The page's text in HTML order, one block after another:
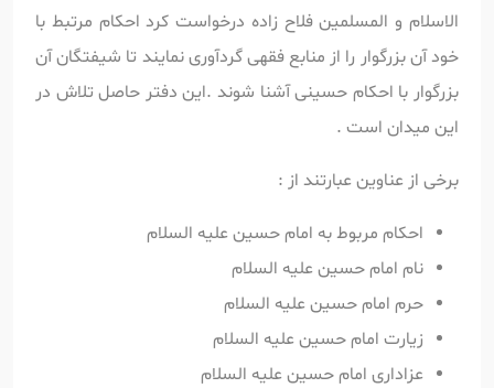
الاسلام و المسلمین فلاح زاده درخواست کرد احکام مرتبط با
خود آن بزرگوار را از منابع فقهی گردآوری نمایند تا شیفتگان آن
بزرگوار با احکام حسینی آشنا شوند .این دفتر حاصل تلاش در
این میدان است .
برخی از عناوین عبارتند از :
احکام مربوط به امام حسین علیه السلام
نام امام حسین علیه السلام
حرم امام حسین علیه السلام
زیارت امام حسین علیه السلام
عزاداری امام حسین علیه السلام